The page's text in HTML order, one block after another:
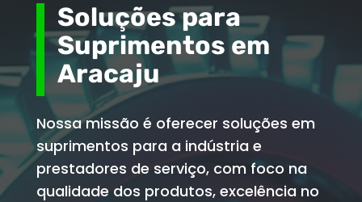
Soluções para
Suprimentos em
Aracaju
Nossa missão é oferecer soluções em
suprimentos para a indústria e
prestadores de serviço, com foco na
qualidade dos produtos, excelência no